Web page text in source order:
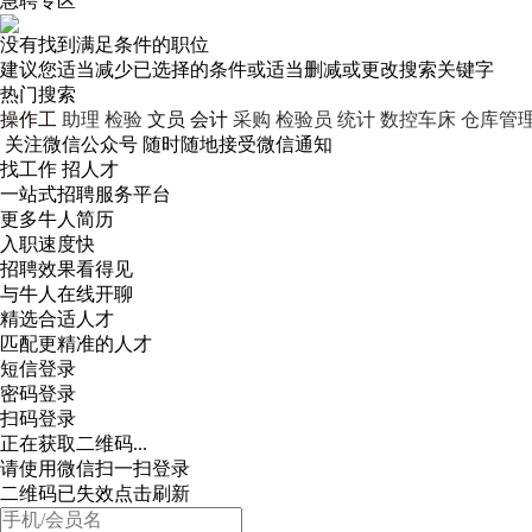
没有找到满足条件的职位
建议您适当减少已选择的条件或适当删减或更改搜索关键字
热门搜索
操作工 助理 检验 文员 会计 采购 检验员 统计 数控车床 仓库管
关注微信公众号 随时随地接受微信通知
找工作 招人才
一站式招聘服务平台
更多牛人简历
入职速度快
招聘效果看得见
与牛人在线开聊
精选合适人才
匹配更精准的人才
短信登录
密码登录
扫码登录
正在获取二维码...
请使用微信扫一扫登录
二维码已失效点击刷新